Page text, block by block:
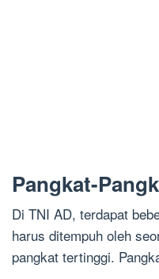
Pangkat-
Di TNI AD, terdapat
harus ditempuh oleh
pangkat tertinggi.